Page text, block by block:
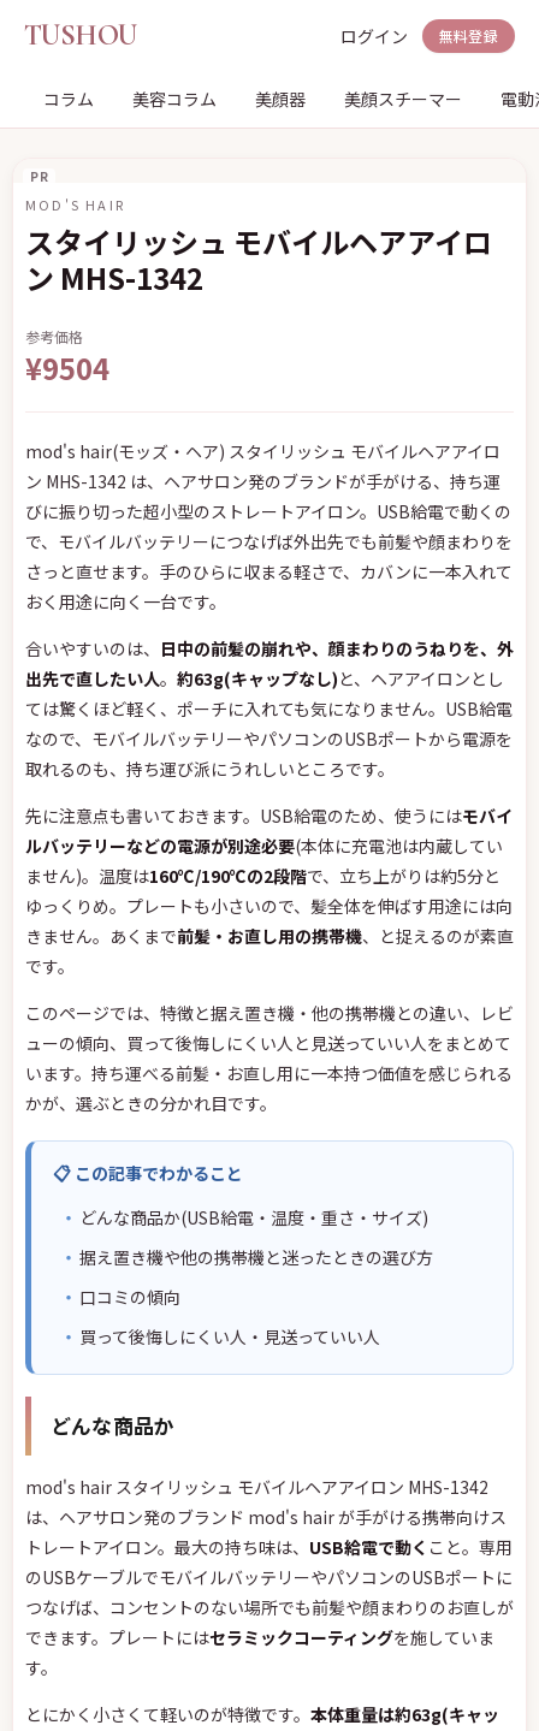
TUSHOU ログイン 無料登録
コラム 美容コラム 美顔器 美顔スチーマー 電
PR
MOD'S HAIR
スタイリッシュ モバイルヘアアイロ
ン MHS-1342
参考価格
¥9504
mod's hair(モッズ・ヘア) スタイリッシュ モバイルヘアアイロ
ン MHS-1342 は、ヘアサロン発のブランドが手がける、持ち運
びに振り切った超小型のストレートアイロン。USB給電で動くの
で、モバイルバッテリーにつなげば外出先でも前髪や顔まわりを
さっと直せます。手のひらに収まる軽さで、カバンに一本入れて
おく用途に向く一台です。
合いやすいのは、 日中の前髪の崩れや、顔まわりのうねりを、外
出先で直したい人。 約63g(キャップなし)と、ヘアアイロンとし
ては驚くほど軽く、ポーチに入れても気になりません。USB給電
なので、モバイルバッテリーやパソコンのUSBポートから電源を
取れるのも、持ち運び派にうれしいところです。
先に注意点も書いておきます。USB給電のため、使うにはモバイ
ルバッテリーなどの電源が別途必要(本体に充電池は内蔵してい
ません)。温度は160℃/190℃の2段階で、立ち上がりは約5分と
ゆっくりめ。プレートも小さいので、髪全体を伸ばす用途には向
きません。あくまで前髪・お直し用の携帯機、と捉えるのが素直
です。
このページでは、特徴と据え置き機・他の携帯機との違い、レビ
ューの傾向、買って後悔しにくい人と見送っていい人をまとめて
います。持ち運べる前髪・お直し用に一本持つ価値を感じられる
かが、選ぶときの分かれ目です。
📋 この記事でわかること
どんな商品か(USB給電・温度・重さ・サイズ)
据え置き機や他の携帯機と迷ったときの選び方
口コミの傾向
買って後悔しにくい人・見送っていい人
どんな商品か
mod's hair スタイリッシュ モバイルヘアアイロン MHS-1342
は、ヘアサロン発のブランド mod's hair が手がける携帯向けス
トレートアイロン。最大の持ち味は、 USB給電で動く こと。専用
のUSBケーブルでモバイルバッテリーやパソコンのUSBポートに
つなげば、コンセントのない場所でも前髪や顔まわりのお直しが
できます。プレートにはセラミックコーティングを施していま
す。
とにかく小さくて軽いのが特徴です。 本体重量は約63g(キャッ